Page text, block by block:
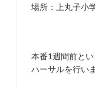
場所：上丸子小
本番1週間前と
ハーサルを行い